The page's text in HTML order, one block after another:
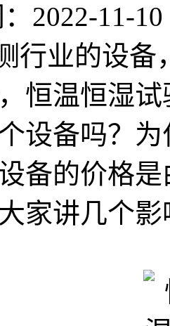
2022-11-10
业的设备
恒温恒湿
设备吗？
备的价格
家讲几个影